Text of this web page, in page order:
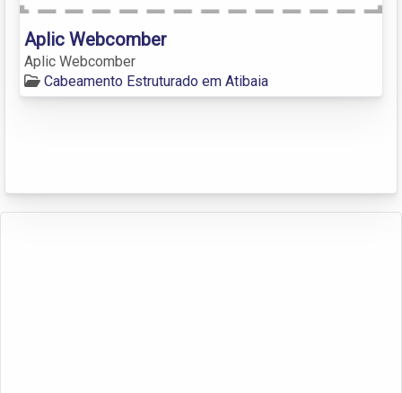
Aplic Webcomber
Aplic Webcomber
Cabeamento Estruturado em Atibaia